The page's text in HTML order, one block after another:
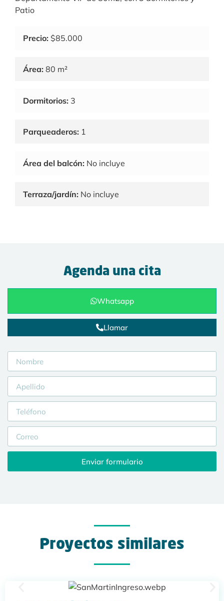
Patio
Precio: $85.000
Área: 80 m²
Dormitorios: 3
Parqueaderos: 1
Área del balcón: No incluye
Terraza/jardín: No incluye
Agenda una cita
Whatsapp
Llamar
Enviar formulario
Proyectos similares